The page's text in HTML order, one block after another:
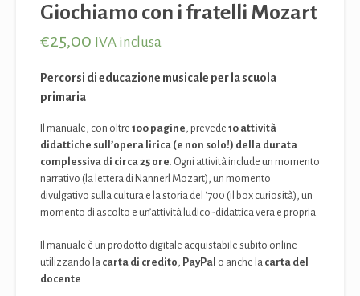
Giochiamo con i fratelli Mozart
€25,00 IVA inclusa
Percorsi di educazione musicale per la scuola
primaria
Il manuale, con oltre 100 pagine, prevede 10 attività
didattiche sull’opera lirica (e non solo!) della durata
complessiva di circa 25 ore. Ogni attività include un momento
narrativo (la lettera di Nannerl Mozart), un momento
divulgativo sulla cultura e la storia del ‘700 (il box curiosità), un
momento di ascolto e un’attività ludico-didattica vera e propria.
Il manuale è un prodotto digitale acquistabile subito online
utilizzando la carta di credito, PayPal o anche la carta del
docente.